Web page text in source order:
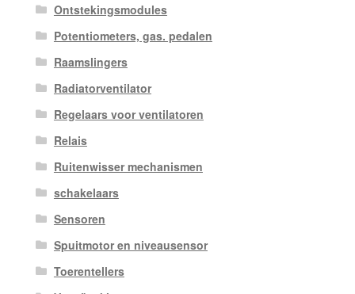
Ontstekingsmodules
Potentiometers, gas. pedalen
Raamslingers
Radiatorventilator
Regelaars voor ventilatoren
Relais
Ruitenwisser mechanismen
schakelaars
Sensoren
Spuitmotor en niveausensor
Toerentellers